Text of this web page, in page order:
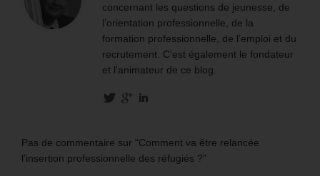
concernant les questions de jeunesse, de
l’orientation professionnelle, de la
formation professionnelle, de l’emploi et du
recrutement. C'est également le fondateur
et l'animateur de ce blog.
Pas de commentaire sur “Comment va être relancée
l’insertion professionnelle des réfugiés ?”